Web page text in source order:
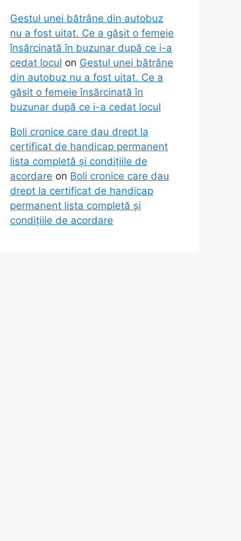
Gestul unei bătrâne din autobuz
nu a fost uitat. Ce a găsit o femeie
însărcinată în buzunar după ce i-a
cedat locul on Gestul unei bătrâne
din autobuz nu a fost uitat. Ce a
găsit o femeie însărcinată în
buzunar după ce i-a cedat locul
Boli cronice care dau drept la
certificat de handicap permanent
lista completă și condițiile de
acordare on Boli cronice care dau
drept la certificat de handicap
permanent lista completă și
condițiile de acordare